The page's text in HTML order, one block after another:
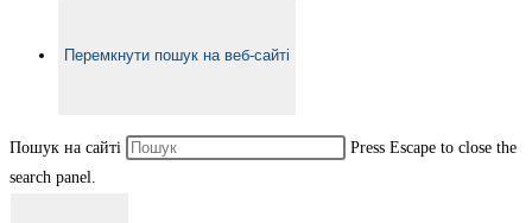
Перемкнути пошук на веб-сайті
Пошук на сайті
Press Escape to close the
search panel.